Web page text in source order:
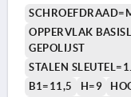
OPPERVLAK
GEPOLIJST
STALEN
B1=11,5
H=9